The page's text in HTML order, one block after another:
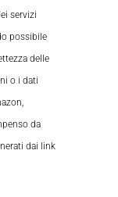
servizi
possibile
delle
o i dati
da
dai link